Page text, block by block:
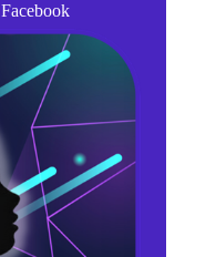
Facebook